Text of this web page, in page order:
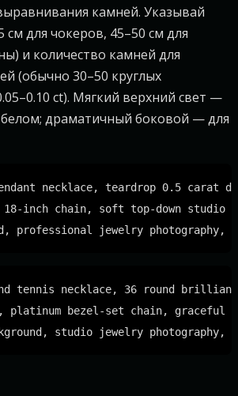
камней. Указывай
см для чокеров, 45–50 см для
и количество камней для
(обычно 30–50 круглых
ct). Мягкий верхний свет —
белом; драматичный боковой — для
necklace, teardrop 0.5 carat
18-inch chain, soft top-down studio
tennis necklace, 36 round
platinum bezel-set chain, graceful